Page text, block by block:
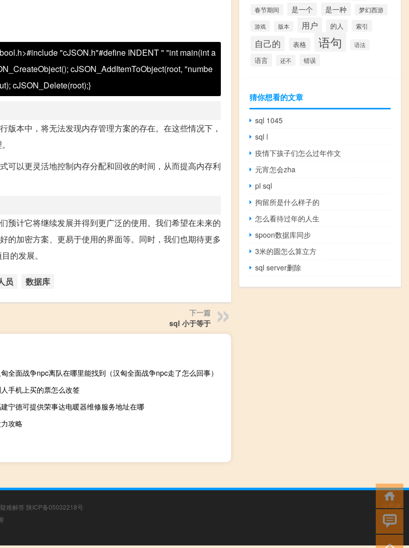
"cJSON.h"#define INDENT " "int main(int a
cJSON_AddItemToObject(root, "numbe
cJSON_Delete(root);}
本中，将无法发现内存管理方案的存在。在这些情况下，
可以更灵活地控制内存分配和回收的时间，从而提高内存利
预计它将继续发展并得到更广泛的使用。我们希望在未来的
的加密方案、更易于使用的界面等。同时，我们也期待更多
的发展。
员 数据库
下一篇
sql 小于等于
全面战争npc离队在哪里能找到（汉匈全面战争npc走了怎么回事）
手机上买的票怎么改签
宁德可提供荣事达电暖器维修服务地址在哪
攻略
春节期间 是一个 是一种
梦幻西游
游戏
版本 用户 的人 索引
自己的 表格 语句 语法
语言 还不 错误
猜你想看的文章
sql 1045
sql l
疫情下孩子们怎么过年作文
元宵怎会zha
pl sql
拘留所是什么样子的
怎么看待过年的人生
spoon数据库同步
3米的圆怎么算立方
sql server删除
疑难解答 陕ICP备05032218号